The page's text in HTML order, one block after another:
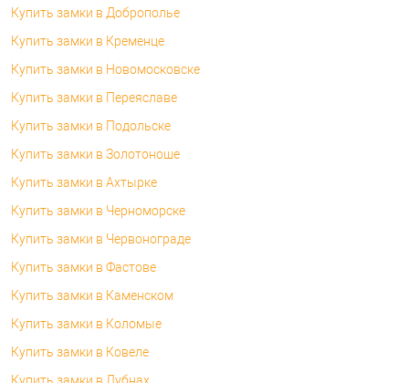
Купить замки в Доброполье
Купить замки в Кременце
Купить замки в Новомосковске
Купить замки в Переяславе
Купить замки в Подольске
Купить замки в Золотоноше
Купить замки в Ахтырке
Купить замки в Черноморске
Купить замки в Червонограде
Купить замки в Фастове
Купить замки в Каменском
Купить замки в Коломые
Купить замки в Ковеле